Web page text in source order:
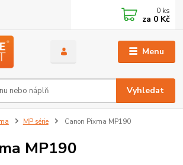
Menu
Vyhledat
0 ks
za 0 Kč
MP série Canon Pixma MP190
MP190